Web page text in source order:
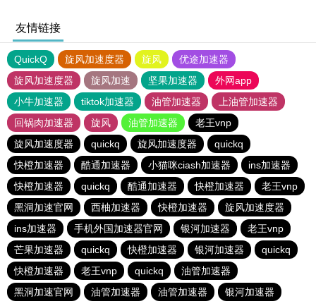
友情链接
QuickQ 旋风加速度器 旋风
优途加速器
旋风加速度器
旋风加速 坚果加速器
外网app
小牛加速器
tiktok加速器 油管加速器
上油管加速器
回锅肉加速器
旋风 油管加速器
老王vnp
旋风加速度器
quickq 旋风加速度器
quickq
快橙加速器
酷通加速器 小猫咪ciash加速器
ins加速器
快橙加速器
quickq 酷通加速器 快橙加速器
老王vnp
黑洞加速官网
西柚加速器 快橙加速器
旋风加速度器
ins加速器
手机外国加速器官网 银河加速器
老王vnp
芒果加速器
quickq 快橙加速器 银河加速器
quickq
快橙加速器
老王vnp quickq
油管加速器
黑洞加速官网
油管加速器 油管加速器 银河加速器